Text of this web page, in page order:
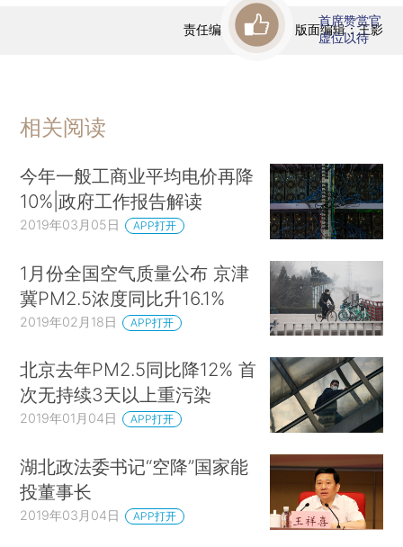
责任编辑：范若虹 | 版面编辑：王影
首席赞赏官
虚位以待
相关阅读
今年一般工商业平均电价再降
10%|政府工作报告解读
2019年03月05日 APP打开
1月份全国空气质量公布 京津
冀PM2.5浓度同比升16.1%
2019年02月18日 APP打开
北京去年PM2.5同比降12% 首
次无持续3天以上重污染
2019年01月04日 APP打开
湖北政法委书记“空降”国家能
投董事长
2019年03月04日 APP打开